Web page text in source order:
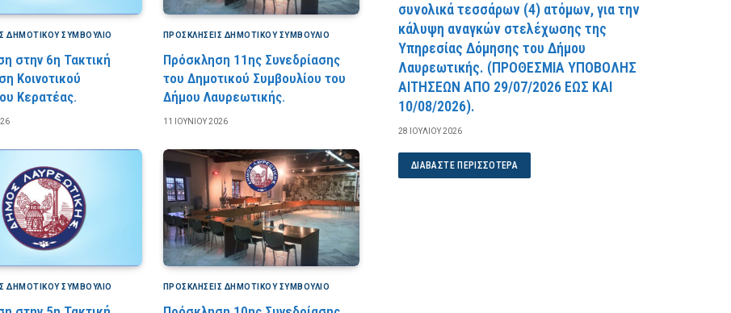
ΔΗΜΟΤΙΚΟΎ ΣΥΜΒΟΎΛΙΟ
στην 6η Τακτική
Κοινοτικού
Κερατέας.
ΠΡΟΣΚΛΉΣΕΙΣ ΔΗΜΟΤΙΚΟΎ ΣΥΜΒΟΎΛΙΟ
Πρόσκληση 11ης Συνεδρίασης
του Δημοτικού Συμβουλίου του
Δήμου Λαυρεωτικής.
11 ΙΟΥΝΊΟΥ 2026
ΔΗΜΟΤΙΚΟΎ ΣΥΜΒΟΎΛΙΟ ΠΡΟΣΚΛΉΣΕΙΣ ΔΗΜΟΤΙΚΟΎ ΣΥΜΒΟΎΛΙΟ
συνολικά τεσσάρων (4) ατόμων, για την
κάλυψη αναγκών στελέχωσης της
Υπηρεσίας Δόμησης του Δήμου
Λαυρεωτικής. (ΠPOΘEΣMIA YΠOBOΛHΣ
AITHΣEΩN AΠO 29/07/2026 EΩΣ KAI
10/08/2026).
28 ΙΟΥΛΊΟΥ 2026
ΔΙΑΒΆΣΤΕ ΠΕΡΙΣΣΌΤΕΡΑ